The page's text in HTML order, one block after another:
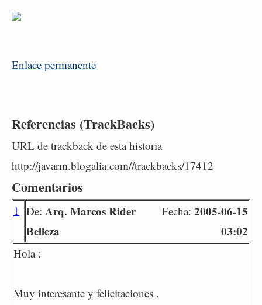
Enlace permanente
Referencias (TrackBacks)
URL de trackback de esta historia
http://javarm.blogalia.com//trackbacks/17412
Comentarios
1 De: Arq. Marcos Rider
Belleza
Fecha: 2005-06-15
03:02
Hola :
Muy interesante y felicitaciones .